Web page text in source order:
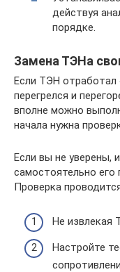
действуя
порядке.
Замена ТЭНа
Если ТЭН отработал
перегрелся и
вполне можно
начала нужна
Если вы не уверены,
самостоятельно его
Проверка
Не извлекая
Настройте